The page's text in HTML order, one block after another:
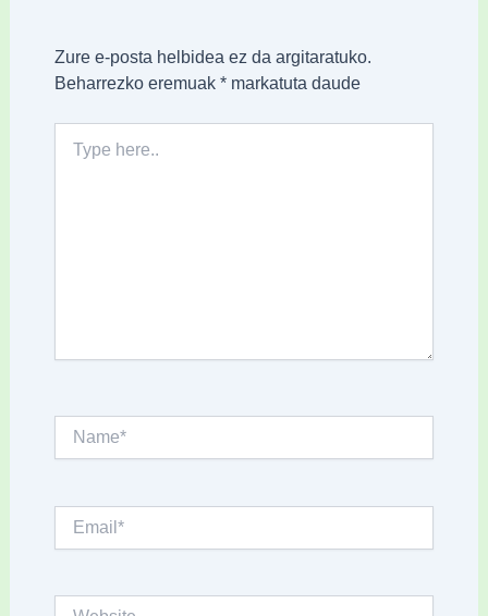
Zure e-posta helbidea ez da argitaratuko.
Beharrezko eremuak *markatuta daude
here..
Website